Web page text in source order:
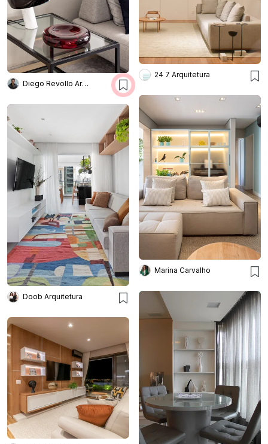
Diego Revollo Arquitetura
24 7 Arquitetura
Marina Carvalho
Doob Arquitetura